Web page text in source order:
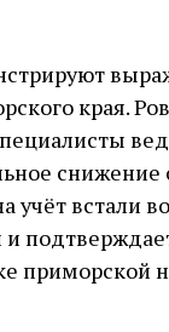
края.
учёт встали
приморской